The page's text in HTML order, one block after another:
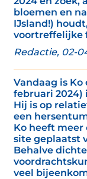
bloemen en
IJsland!)
voortreffelijke
Redactie, 02-
Vandaag is Ko
februari 2024)
Hij is op
een
Ko heeft meer
site geplaatst
Behalve
veel